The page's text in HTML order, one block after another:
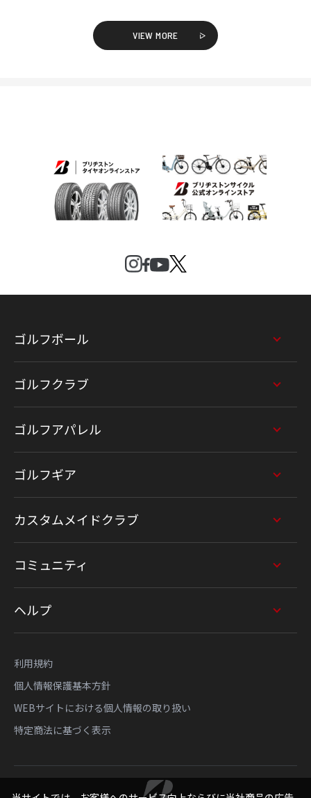
VIEW MORE
ゴルフボール
ゴルフクラブ
ゴルフアパレル
ゴルフギア
カスタムメイドクラブ
コミュニティ
ヘルプ
利用規約
個人情報保護基本方針
WEBサイトにおける個人情報の取り扱い
特定商法に基づく表示